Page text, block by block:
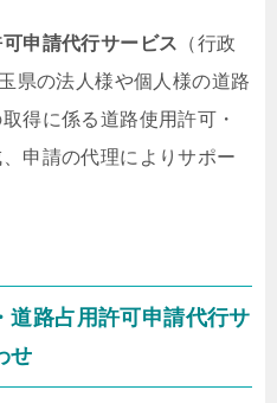
申請代行サービス （行政
県の法人様や個人様の道路
得に係る道路使用許可・
申請の代理によりサポー
道路占用許可申請代行サ
せ